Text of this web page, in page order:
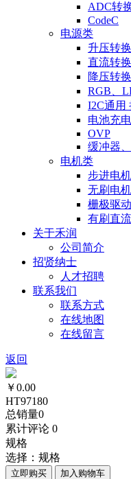
ADC转
CodeC
电源类
升压转
直流转
降压转
RGB、
I2C通用
电池充电
OVP
缓冲器
电机类
步进电
无刷电
栅极驱
有刷直
关于禾润
公司简介
招贤纳士
人才招聘
联系我们
联系方式
在线地图
在线留言
返回
￥0.00
HT97180
总销量0
累计评论 0
规格
选择： 规格
立即购买 加入购物车